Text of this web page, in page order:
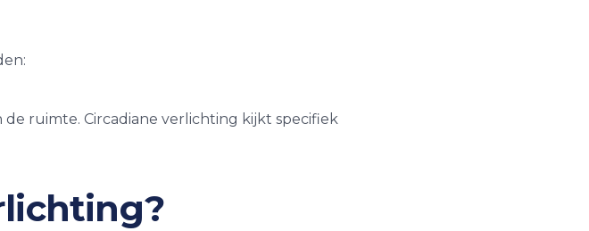
ruimte. Circadiane verlichting kijkt specifiek